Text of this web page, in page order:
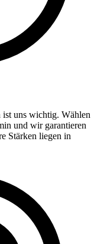
uns wichtig. Wählen
und wir garantieren
Stärken liegen in